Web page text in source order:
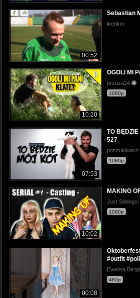
00:52
Sebastian
ikeriker
10:20
OGOLI MI
brzoza24
1080p
07:53
TO
527
poszukiwacz
1080p
10:02
MAKING
Just Siblings!
1080p
00:08
#outfit
Ewelina
480p